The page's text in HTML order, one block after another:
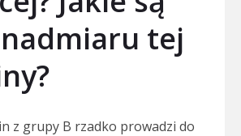
tej
z grupy B rzadko prowadzi do